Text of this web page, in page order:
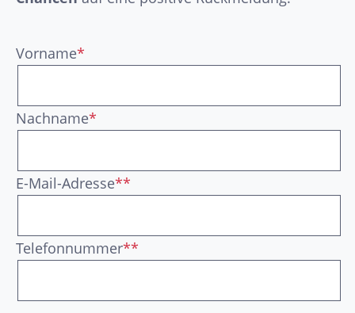
Vorname*
Nachname*
E-Mail-Adresse**
Telefonnummer**